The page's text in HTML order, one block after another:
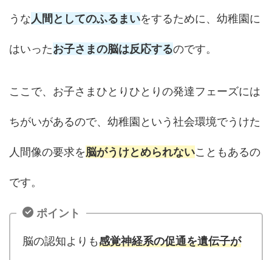
うな人間としてのふるまいをするために、幼稚園に
はいったお子さまの脳は反応するのです。
ここで、お子さまひとりひとりの発達フェーズには
ちがいがあるので、幼稚園という社会環境でうけた
人間像の要求を脳がうけとめられないこともあるの
です。
ポイント
脳の認知よりも感覚神経系の促通を遺伝子が